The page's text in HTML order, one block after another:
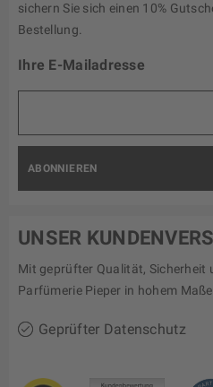
sichern Sie sich einen 10%
Bestellung.
Ihre E-Mailadresse
ABONNIEREN
UNSER
Mit geprüfter Qualität, Sicherheit
Parfümerie Pieper in hohem
Geprüfter Datenschutz